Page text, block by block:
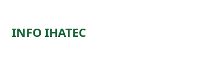
INFO IHATEC